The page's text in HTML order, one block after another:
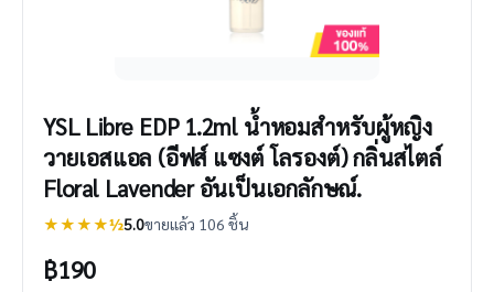
YSL Libre EDP 1.2ml น้ำหอมสำหรับผู้หญิง
วายเอสแอล (อีฟส์ แซงต์ โลรองต์) กลิ่นสไตล์
Floral Lavender อันเป็นเอกลักษณ์.
★★★★½5.0ขายแล้ว 106 ชิ้น
฿190